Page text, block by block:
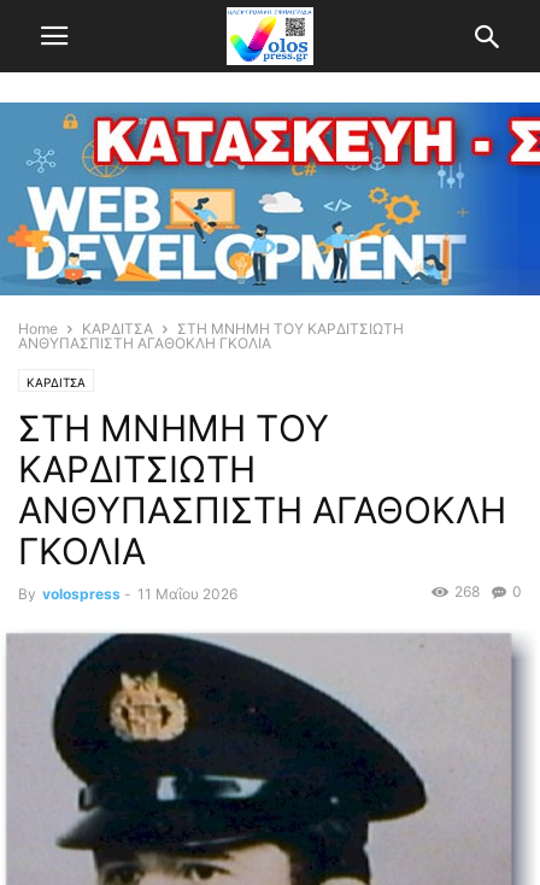
Home ΚΑΡΔΙΤΣΑ
ΣΤΗ ΜΝΗΜΗ ΤOY ΚΑΡΔΙΤΣΙΩΤΗ
ΑΝΘΥΠΑΣΠΙΣΤΗ ΑΓΑΘΟΚΛΗ ΓΚΟΛΙΑ
ΚΑΡΔΙΤΣΑ
ΣΤΗ ΜΝΗΜΗ ΤOY
ΚΑΡΔΙΤΣΙΩΤΗ
ΑΝΘΥΠΑΣΠΙΣΤΗ ΑΓΑΘΟΚΛΗ
ΓΚΟΛΙΑ
By volospress - 11 Μαΐου 2026 0
268